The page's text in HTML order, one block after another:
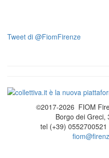
Tweet di @FiomFirenze
©2017-2026 FIOM
Borgo dei Greci,
tel (+39)